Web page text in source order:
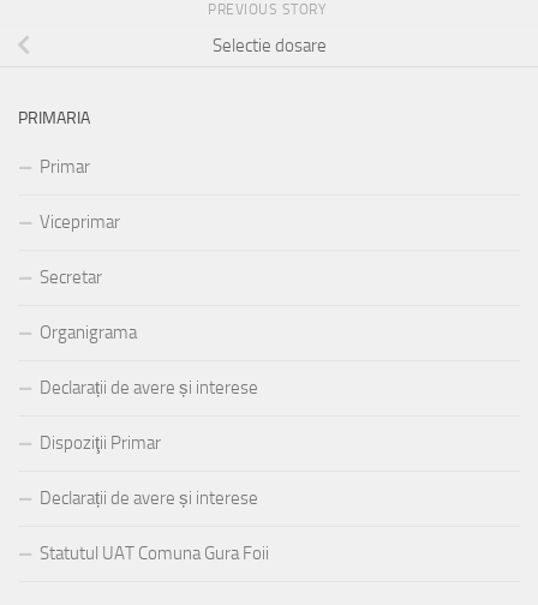
PREVIOUS STORY
Selectie dosare
PRIMARIA
Primar
Viceprimar
Secretar
Organigrama
Declarații de avere și interese
Dispoziţii Primar
Declarații de avere și interese
Statutul UAT Comuna Gura Foii